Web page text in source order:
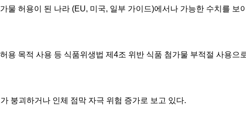
물 허용이 된 나라 (EU, 미국, 일부 가이드)에서나 가능한 수치를 보
용 목적 사용 등 식품위생법 제 4조 위반 식품 첨가물 부적절 사용으
붕괴하거나 인체 점막 자극 위험 증가로 보고 있다.